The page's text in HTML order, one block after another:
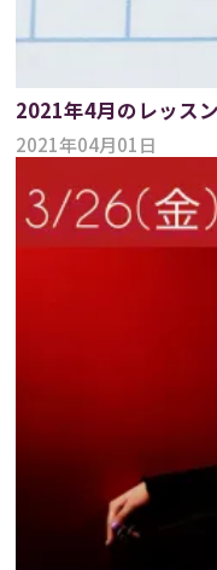
2021年4月のレッス
2021年04月01日